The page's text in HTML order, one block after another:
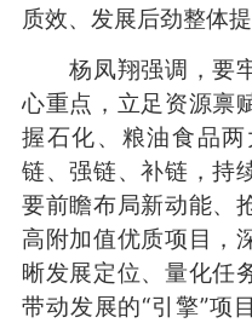
质效、发展后劲整体提
杨凤翔强调，要牢
心重点，立足资源禀
握石化、粮油食品
链、强链、补链，持
要前瞻布局新动能、
高附加值优质项目，
晰发展定位、量化任
带动发展的“引擎”项